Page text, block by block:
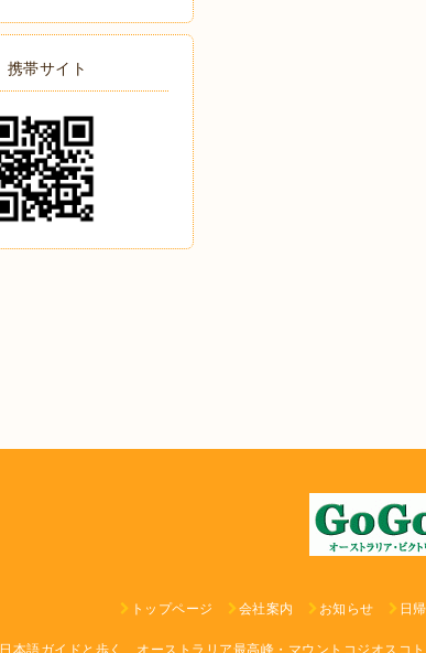
携帯サイト
トップページ 会社案内 お知らせ 日
日本語ガイドと歩く、オーストラリア最高峰・マウントコジオスコ